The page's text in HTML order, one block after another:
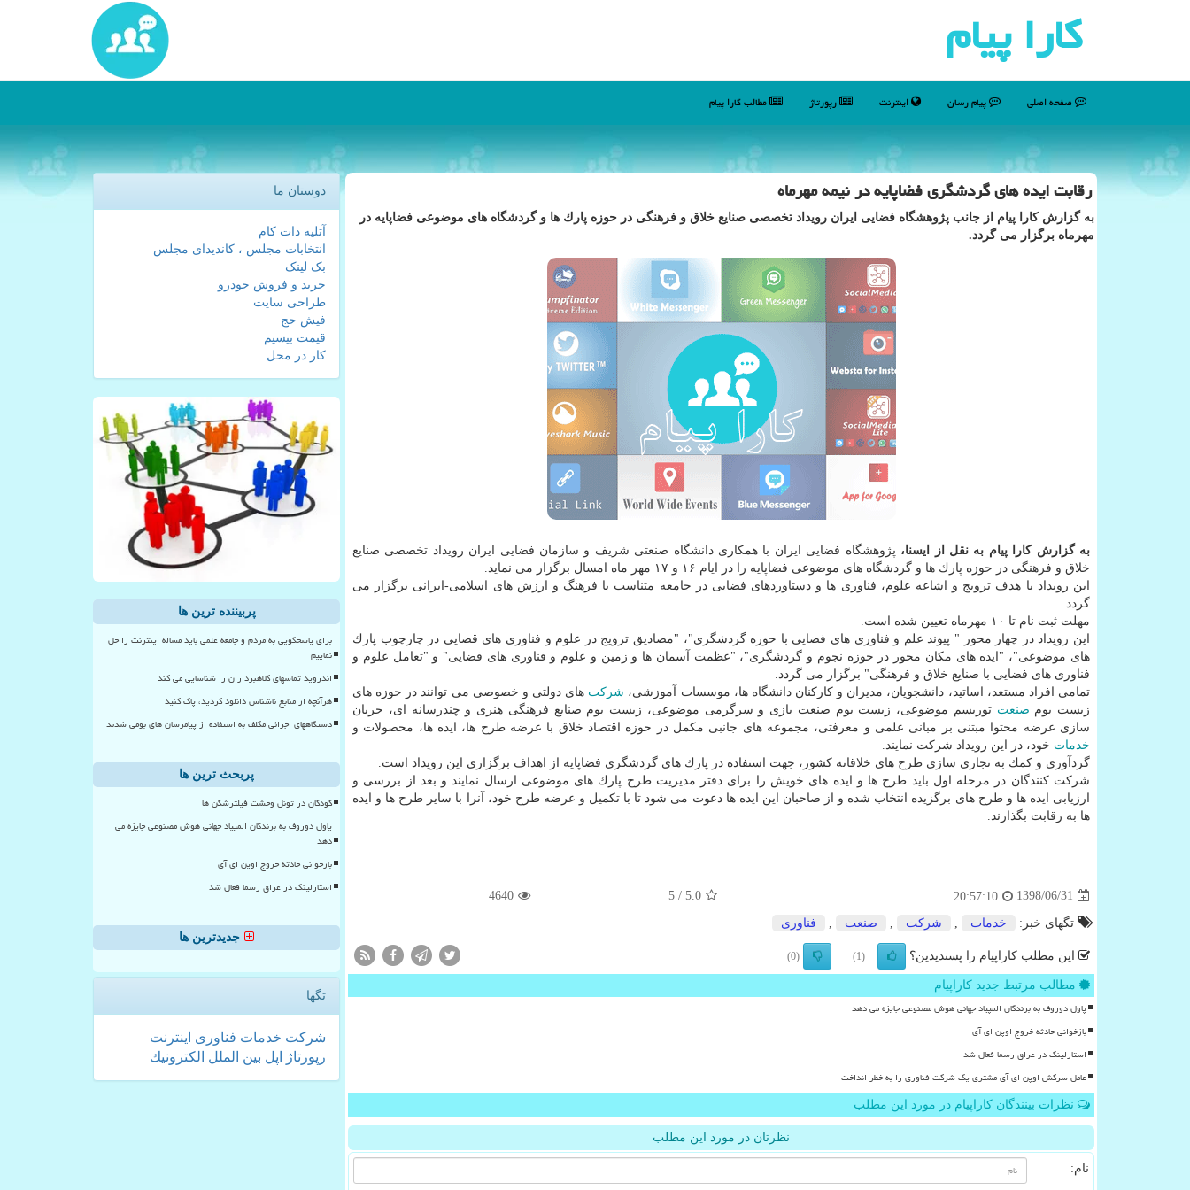
كارا پیام
صفحه اصلی پیام رسان اینترنت رپورتاژ مطالب كارا پیام
رقابت ایده های گردشگری فضاپایه در نیمه مهرماه
به گزارش كارا پیام از جانب پژوهشگاه فضایی ایران رویداد تخصصی صنایع خلاق و فرهنگی در حوزه پارك ها و گردشگاه های موضوعی فضاپایه در
مهرماه برگزار می گردد.
به گزارش كارا پیام به نقل از ایسنا، پژوهشگاه فضایی ایران با همكاری دانشگاه صنعتی شریف و سازمان فضایی ایران رویداد تخصصی صنایع
خلاق و فرهنگی در حوزه پارك ها و گردشگاه های موضوعی فضاپایه را در ایام ۱۶ و ۱۷ مهر ماه امسال برگزار می نماید.
این رویداد با هدف ترویج و اشاعه علوم، فناوری ها و دستاوردهای فضایی در جامعه متناسب با فرهنگ و ارزش های اسلامی-ایرانی برگزار می
گردد.
مهلت ثبت نام تا ۱۰ مهرماه تعیین شده است.
این رویداد در چهار محور " پیوند علم و فناوری های فضایی با حوزه گردشگری"، "مصادیق ترویج در علوم و فناوری های قضایی در چارچوب پارك
های موضوعی"، "ایده های مكان محور در حوزه نجوم و گردشگری"، "عظمت آسمان ها و زمین و علوم و فناوری های فضایی" و "تعامل علوم و
فناوری های فضایی با صنایع خلاق و فرهنگی" برگزار می گردد.
تمامی افراد مستعد، اساتید، دانشجویان، مدیران و كاركنان دانشگاه ها، موسسات آموزشی، شركت های دولتی و خصوصی می توانند در حوزه های
زیست بوم صنعت توریسم موضوعی، زیست بوم صنعت بازی و سرگرمی موضوعی، زیست بوم صنایع فرهنگی هنری و چندرسانه ای، جریان
سازی عرضه محتوا مبتنی بر مبانی علمی و معرفتی، مجموعه های جانبی مكمل در حوزه اقتصاد خلاق با عرضه طرح ها، ایده ها، محصولات و
خدمات خود، در این رویداد شركت نمایند.
گردآوری و كمك به تجاری سازی طرح های خلاقانه كشور، جهت استفاده در پارك های گردشگری فضاپایه از اهداف برگزاری این رویداد است.
شركت كنندگان در مرحله اول باید طرح ها و ایده های خویش را برای دفتر مدیریت طرح پارك های موضوعی ارسال نمایند و بعد از بررسی و
ارزیابی ایده ها و طرح های برگزیده انتخاب شده و از صاحبان این ایده ها دعوت می شود تا با تكمیل و عرضه طرح خود، آنرا با سایر طرح ها و ایده
ها به رقابت بگذارند.
1398/06/31
20:57:10
5.0
/ 5
4640
تگهای خبر: خدمات شركت صنعت فناوری
این مطلب کاراپیام را پسندیدین؟ (1)
(0)
مطالب مرتبط جدید کاراپیام
پاول دوروف به برندگان المپیاد جهانی هوش مصنوعی جایزه می دهد
بازخوانی حادثه خروج اوپن ای آی
استارلینک در عراق رسما فعال شد
عامل سرکش اوپن ای آی مشتری یک شرکت فناوری را به خطر انداخت
نظرات بینندگان کاراپیام در مورد این مطلب
نظرتان در مورد این مطلب
نام:
دوستان ما
آتلیه دات کام
انتخابات مجلس ، کاندیدای مجلس
بک لینک
خرید و فروش خودرو
طراحی سایت
فیش حج
قیمت بیسیم
کار در محل
پربیننده ترین ها
برای پاسخگویی به مردم و جامعه علمی باید مساله اینترنت را حل
نماییم
اندروید تماسهای کلاهبرداران را شناسایی می کند
هرآنچه از منابع ناشناس دانلود کردید، پاک کنید
دستگاههای اجرائی مکلف به استفاده از پیامرسان های بومی شدند
پربحث ترین ها
کودکان در تونل وحشت فیلترشکن ها
پاول دوروف به برندگان المپیاد جهانی هوش مصنوعی جایزه می
دهد
بازخوانی حادثه خروج اوپن ای آی
استارلینک در عراق رسما فعال شد
جدیدترین ها
تگها
شركت خدمات فناوری اینترنت
رپورتاژ
اپل بین الملل الكترونیك